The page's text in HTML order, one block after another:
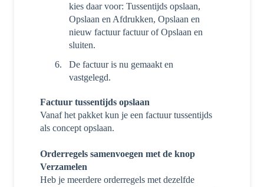
kies daar voor: Tussentijds opslaan,
Opslaan en Afdrukken, Opslaan en
nieuw factuur factuur of Opslaan en
sluiten.
De factuur is nu gemaakt en
vastgelegd.
Factuur tussentijds opslaan
Vanaf het pakket kun je een factuur tussentijds
als concept opslaan.
Orderregels samenvoegen met de knop
Verzamelen
Heb je meerdere orderregels met dezelfde